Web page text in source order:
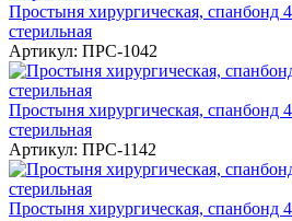
Простыня хирургическая, спанбонд
стерильная
Артикул: ПРС-1042
Простыня хирургическая, спанбонд
стерильная
Артикул: ПРС-1142
Простыня хирургическая, спанбонд